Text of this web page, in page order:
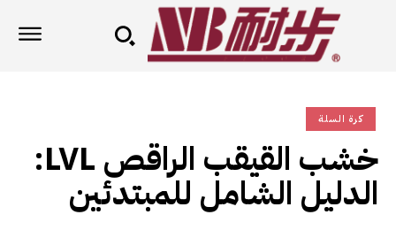
كرة السلة
خشب القيقب الراقص LVL:
الدليل الشامل للمبتدئين